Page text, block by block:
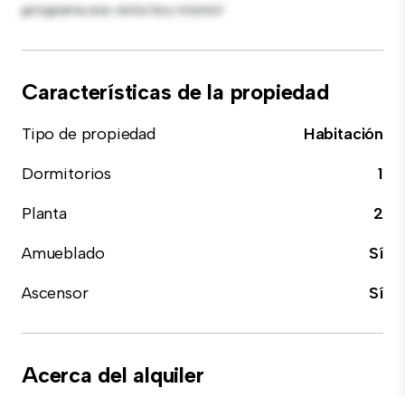
¡programa una visita hoy mismo!
Características de la propiedad
Tipo de propiedad
Habitación
Dormitorios
1
Planta
2
Amueblado
Sí
Ascensor
Sí
Acerca del alquiler